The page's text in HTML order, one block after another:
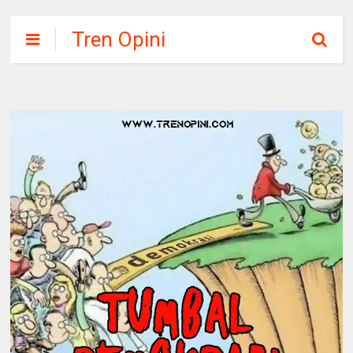
Tren Opini